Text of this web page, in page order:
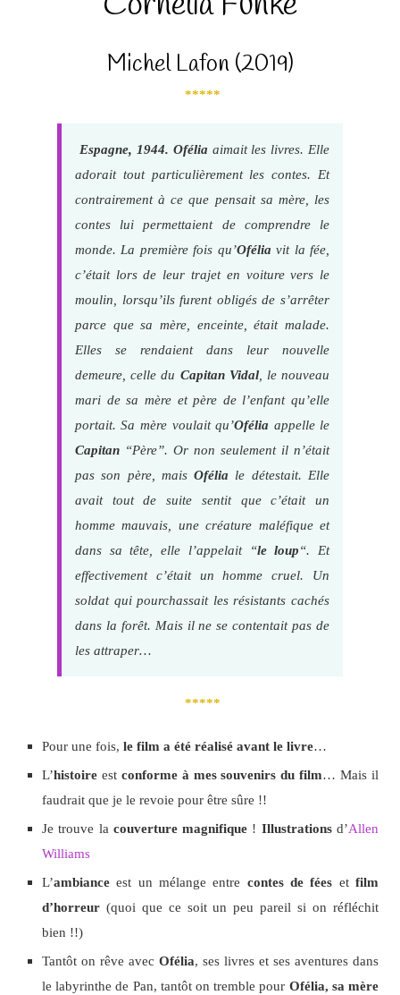
Michel Lafon (2019)
*****
Espagne, 1944. Ofélia aimait les livres. Elle
adorait tout particulièrement les contes. Et
contrairement à ce que pensait sa mère, les
contes lui permettaient de comprendre le
monde. La première fois qu’Ofélia vit la fée,
c’était lors de leur trajet en voiture vers le
moulin, lorsqu’ils furent obligés de s’arrêter
parce que sa mère, enceinte, était malade.
Elles se rendaient dans leur nouvelle
demeure, celle du Capitan Vidal, le nouveau
mari de sa mère et père de l’enfant qu’elle
portait. Sa mère voulait qu’Ofélia appelle le
Capitan“Père”. Or non seulement il n’était
pas son père, maisOfélia le détestait. Elle
avait tout de suite sentit que c’était un
homme mauvais, une créature maléfique et
dans sa tête, elle l’appelait “le loup“. Et
effectivement c’était un homme cruel. Un
soldat qui pourchassait les résistants cachés
dans la forêt. Mais il ne se contentait pas de
les attraper…
*****
Pour une fois, le film a été réalisé avant le livre…
L’histoire estconforme à mes souvenirs du film… Mais il
faudrait que je le revoie pour être sûre !!
Je trouve la couverture magnifique ! Illustrationsd’Allen
Williams
L’ambianceest un mélange entre contes de fées etfilm
d’horreur(quoi que ce soit un peu pareil si on réfléchit
bien !!)
Tantôt on rêve avec Ofélia, ses livres et ses aventures dans
le labyrinthe de Pan, tantôt on tremble pour Ofélia, sa mère